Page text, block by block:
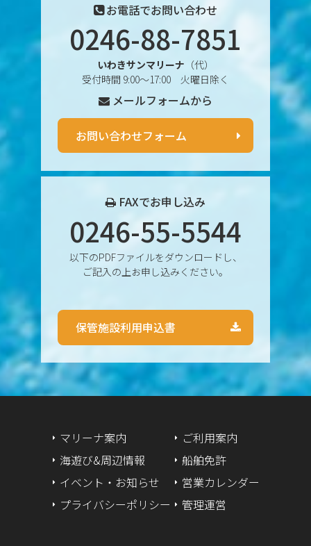
2025年3月
2024年12月
2024年9月
2024年8月
2024年6月
2024年5月
2024年4月
2024年2月
お電話でお問い合わせ
0246-88-7851
いわきサンマリーナ （代）
受付時間 9:00〜17:00 火曜日除く
メールフォームから
お問い合わせフォーム
FAXでお申し込み
0246-55-5544
以下のPDFファイルをダウンロードし、
ご記入の上お申し込みください。
保管施設利用申込書
マリーナ案内
海遊び&周辺情報
イベント・お知らせ
プライバシーポリシー
ご利用案内
船舶免許
営業カレンダー
管理運営